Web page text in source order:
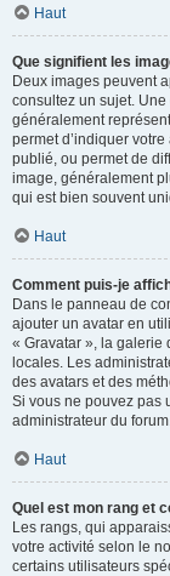
Haut
Que signifient les
Deux images peuvent
consultez un sujet.
généralement
permet d’indiquer
publié, ou permet de
image, généralement
qui est bien souvent
Haut
Comment puis-je
Dans le panneau de
ajouter un avatar en
« Gravatar », la galerie
locales. Les
des avatars et des
Si vous ne pouvez pas
administrateur du
Haut
Quel est mon rang et
Les rangs, qui
votre activité selon le
certains utilisateurs